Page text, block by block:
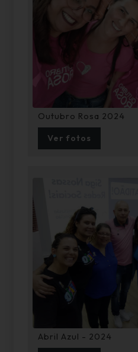
Outubro Rosa 2024
Ver fotos
Abril Azul - 2024